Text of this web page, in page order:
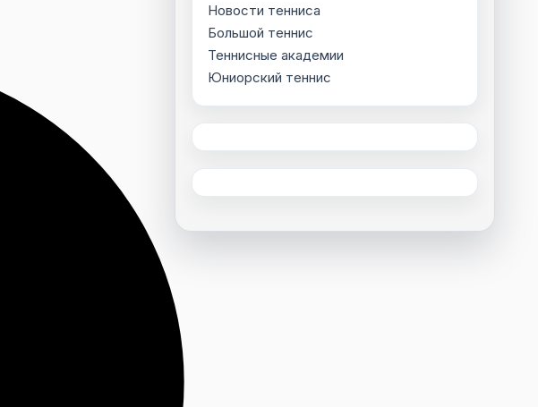
Новости тенниса
Большой теннис
Теннисные академии
Юниорский теннис